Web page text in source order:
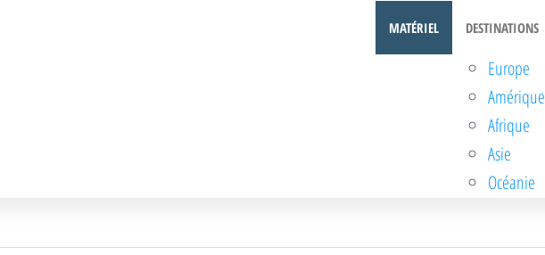
MATÉRIEL DESTINATIONS
Europe
Amérique
Afrique
Asie
Océanie